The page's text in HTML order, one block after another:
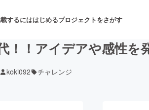
するにははじめるプロジェクトをさがす
！！アイデアや感性を
koki092 チャレンジ